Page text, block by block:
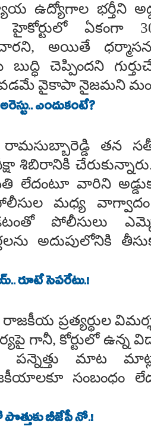
ఉద్యోగాల భర్తీని
హైకోర్టులో ఏకంగా
అయితే
చెప్పిందని
వైకాపా నైజమని
ఎందుకంటే?
రామసుబ్బారెడ్డి తన
శిబిరానికి
లేదంటూ వారిని
మధ్య వాగ్వాదం
పోలీసులు
అదుపులోనికి
రూటే సెపరేటు.!
ప్రత్యర్థుల
గానీ, కోర్టులో ఉన్న
మాట
సంబంధం
బీజేపీ నో.!